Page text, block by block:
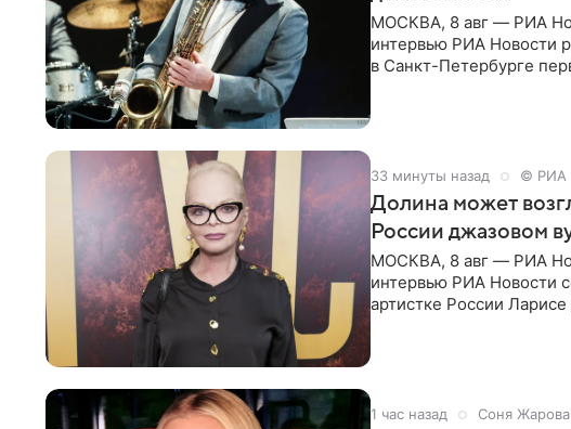
МОСКВА, 8 авг — РИА
интервью РИА Новости
в Санкт-Петербурге
33 минуты назад © РИА
Долина может
России джазовом
МОСКВА, 8 авг — РИА
интервью РИА Новости
артистке России
1 час назад Соня Жарова